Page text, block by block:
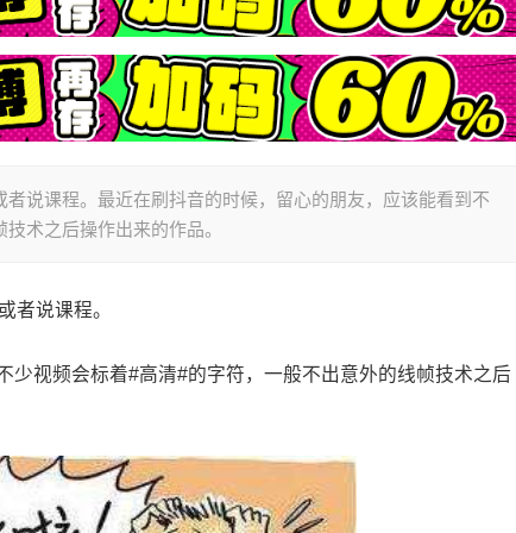
者说课程。最近在刷抖音的时候，留心的朋友，应该能看到不
术之后操作出来的作品。
者说课程。
少视频会标着#高清#的字符，一般不出意外的线帧技术之后